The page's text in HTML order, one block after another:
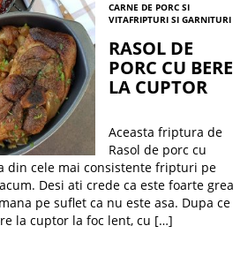
CARNE DE PORC SI
VITAFRIPTURI SI GARNITURI
RASOL DE
PORC CU BERE
LA CUPTOR
Aceasta friptura de
Rasol de porc cu
din cele mai consistente fripturi pe
Desi ati crede ca este foarte grea
pe suflet ca nu este asa. Dupa ce
la cuptor la foc lent, cu […]